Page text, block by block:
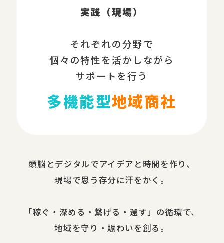
実践（現場）
それぞれの分野で
個々の特性を活かしながら
サポートを行う
多機能型地域商社
頭脳と​デジタルで​アイデアと​時間を​作り、​
現場で​思う​存分に​汗を​かく。
​「稼ぐ・​深める​・繋げる・還す」の​循環で、​
地域を​守り・​賑わいを​創る。